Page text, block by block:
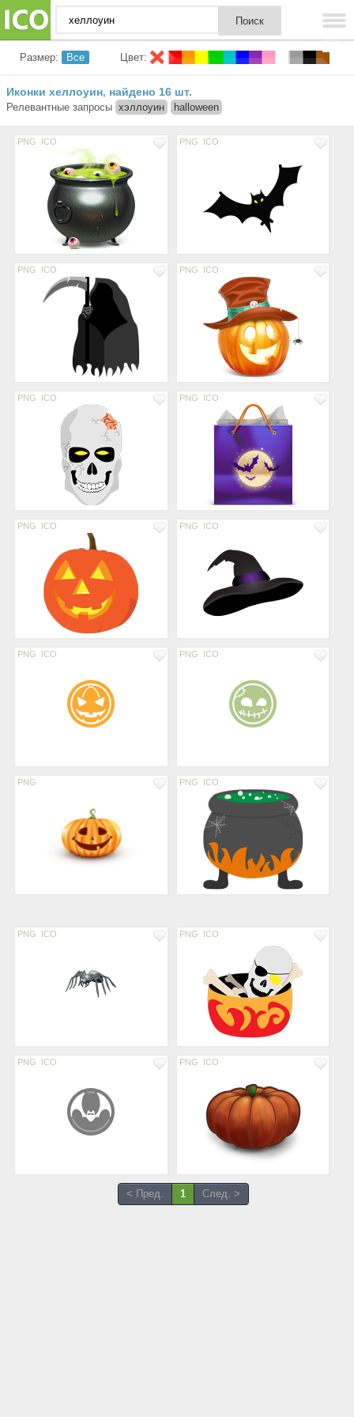
Размер: Все Цвет:
Иконки хеллоуин, найдено 16 шт.
Релевантные запросы хэллоуин halloween
PNG ICO PNG ICO
PNG ICO PNG ICO
PNG ICO PNG ICO
PNG ICO PNG ICO
PNG ICO PNG ICO
PNG PNG ICO
PNG ICO PNG ICO
PNG ICO PNG ICO
< Пред. 1 След. >